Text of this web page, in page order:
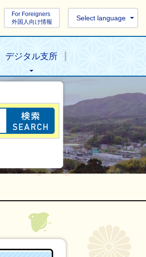
For Foreigners
外国人向け情報
Select language
デジタル支所
目的の情報を探